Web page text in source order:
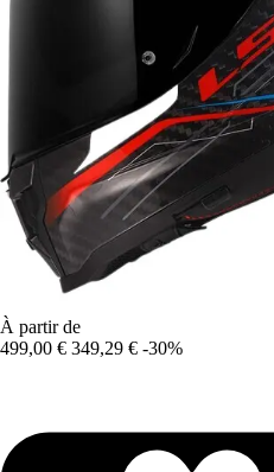
À partir de
499,00 € 349,29 € -30%